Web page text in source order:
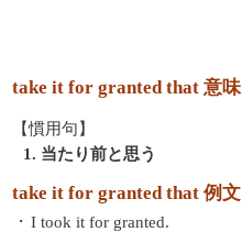
take it for granted that 意味
【慣用句】
1. 当たり前と思う
take it for granted that 例文
・ I took it for granted.